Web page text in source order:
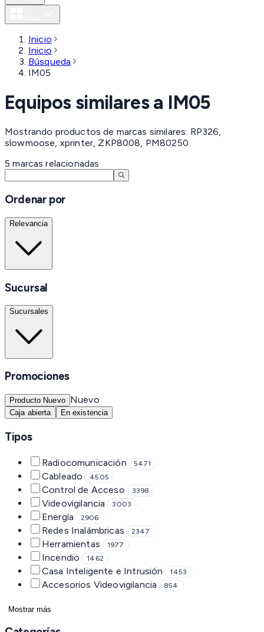
Inicio
Inicio
Búsqueda
IM05
Equipos similares a IM05
Mostrando productos de marcas similares: RP326,
slowmoose, xprinter, ZKP8008, PM80250
5 marcas relacionadas
Ordenar por
Relevancia
Sucursal
Sucursales
Promociones
Producto Nuevo Nuevo
Caja abierta En existencia
Tipos
Radiocomunicación 5471
Cableado 4505
Control de Acceso 3398
Videovigilancia 3003
Energía 2906
Redes Inalámbricas 2347
Herramientas 1977
Incendio 1462
Casa Inteligente e Intrusión 1453
Accesorios Videovigilancia 854
Mostrar más